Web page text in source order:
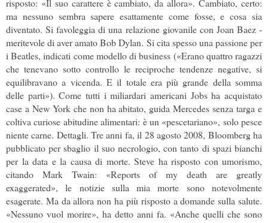
risposto: «Il suo carattere è cambiato, da allora». Cambiato, certo:
ma nessuno sembra sapere esattamente come fosse, e cosa sia
diventato. Si favoleggia di una relazione giovanile con Joan Baez -
meritevole di aver amato Bob Dylan. Si cita spesso una passione per
i Beatles, indicati come modello di business («Erano quattro ragazzi
che tenevano sotto controllo le reciproche tendenze negative, si
equilibravano a vicenda. E il totale era più grande della somma
delle parti»). Come tutti i miliardari americani Jobs ha acquistato
case a New York che non ha abitato, guida Mercedes senza targa e
coltiva curiose abitudine alimentari: è un «pescetariano», solo pesce
niente carne. Dettagli. Tre anni fa, il 28 agosto 2008, Bloomberg ha
pubblicato per sbaglio il suo necrologio, con tanto di spazi bianchi
per la data e la causa di morte. Steve ha risposto con umorismo,
citando Mark Twain: «Reports of my death are greatly
exaggerated», le notizie sulla mia morte sono notevolmente
esagerate. Ma da allora non ha più risposto a domande sulla salute.
«Nessuno vuol morire», ha detto anni fa. «Anche quelli che sono